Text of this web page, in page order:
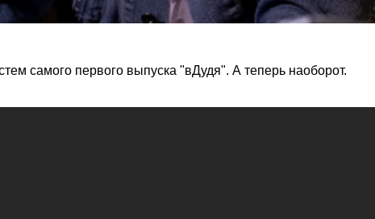
самого первого выпуска "вДудя". А теперь наоборот.